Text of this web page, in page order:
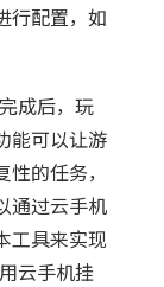
行配置，如
成后，玩
能可以让游
的任务，
通过云手机
工具来实现
云手机挂